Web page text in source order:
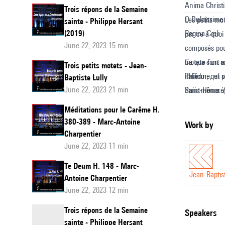
Trois répons de la Semaine
sainte - Philippe Hersant
(2019)
June 22, 2023 15 min
Trois petits motets - Jean-
Baptiste Lully
June 22, 2023 21 min
Méditations pour le Carême H.
380-389 - Marc-Antoine
Charpentier
June 22, 2023 11 min
Te Deum H. 148 - Marc-
Antoine Charpentier
June 22, 2023 12 min
Trois répons de la Semaine
sainte - Philippe Hersant
Anima Christi
O Dulcissime
Regina Cæli
Les petits
par ce à
composés
motets sont
Philidor, qui
Saint-
Ce que l’on
italienne, et
Paris même.
Dulcissimi.
Work by
Jean-
speakers